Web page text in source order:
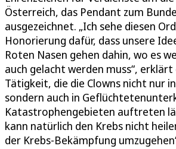
Österreich, das Pendant zum
ausgezeichnet. „Ich sehe diesen
Honorierung dafür, dass unsere
Roten Nasen gehen dahin, wo es
auch gelacht werden muss“, erklärt
Tätigkeit, die die Clowns nicht nur
sondern auch in
Katastrophengebieten auftreten
kann natürlich den Krebs nicht
der Krebs-Bekämpfung